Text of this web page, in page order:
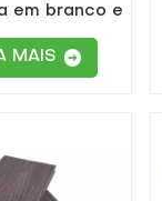
em branco e
MAIS